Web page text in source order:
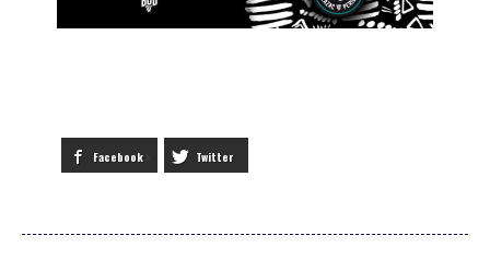
Facebook Twitter